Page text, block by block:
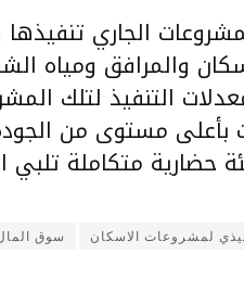
الجاري
والمرافق ومياه
التنفيذ لتلك
بأعلى مستوى من
حضارية متكاملة تلبي
لمشروعات الاسكان
سوق